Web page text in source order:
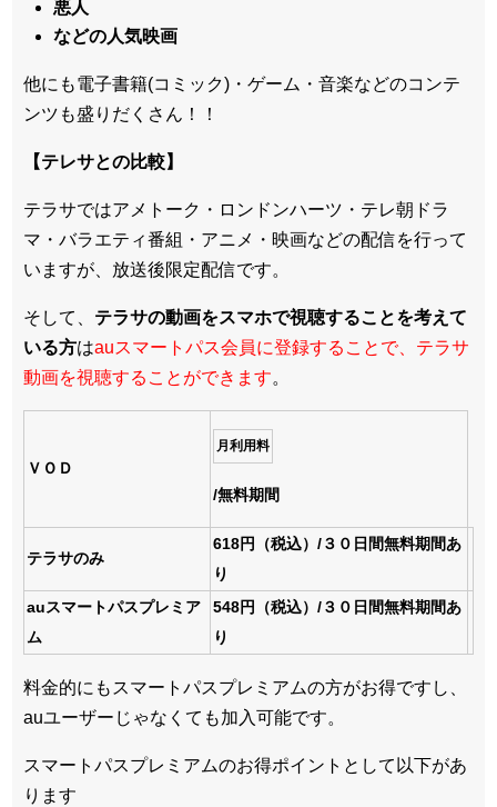
悪人
などの人気映画
他にも電子書籍(コミック)・ゲーム・音楽などのコンテ
ンツも盛りだくさん！！
【テレサとの比較】
テラサではアメトーク・ロンドンハーツ・テレ朝ドラ
マ・バラエティ番組・アニメ・映画などの配信を行って
いますが、放送後限定配信です。
そして、 テラサの動画をスマホで視聴することを考えて
いる方はauスマートパス会員に登録することで、テラサ
動画を視聴することができます。
ＶＯＤ
月利用料
/無料期間
テラサのみ
618円（税込）/３０日間無料期間あ
り
auスマートパスプレミア
ム
548円（税込）/３０日間無料期間あ
り
料金的にもスマートパスプレミアムの方がお得ですし、
auユーザーじゃなくても加入可能です。
スマートパスプレミアムのお得ポイントとして以下があ
ります